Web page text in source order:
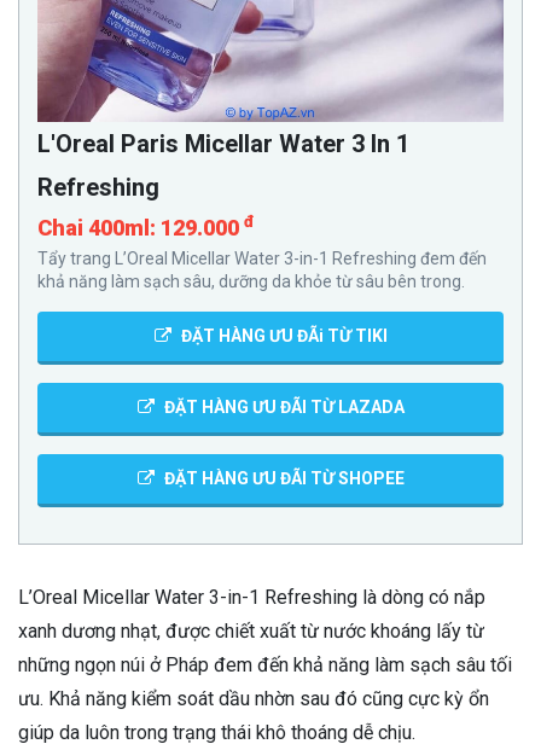
L'Oreal Paris Micellar Water 3 In 1
Refreshing
Chai 400ml: 129.000 đ
Tẩy trang L’Oreal Micellar Water 3-in-1 Refreshing đem đến
khả năng làm sạch sâu, dưỡng da khỏe từ sâu bên trong.
ĐẶT HÀNG ƯU ĐÃi TỪ TIKI
ĐẶT HÀNG ƯU ĐÃI TỪ LAZADA
ĐẶT HÀNG ƯU ĐÃI TỪ SHOPEE
L’Oreal Micellar Water 3-in-1 Refreshing là dòng có nắp
xanh dương nhạt, được chiết xuất từ nước khoáng lấy từ
những ngọn núi ở Pháp đem đến khả năng làm sạch sâu tối
ưu. Khả năng kiểm soát dầu nhờn sau đó cũng cực kỳ ổn
giúp da luôn trong trạng thái khô thoáng dễ chịu.